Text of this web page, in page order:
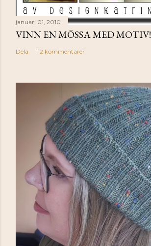
januari 01, 2010
VINN EN MÖSSA MED MOTIV!
Dela 112 kommentarer